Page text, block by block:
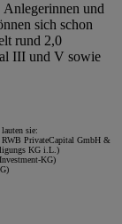
Anlegerinnen und
sich schon
rund 2,0
III und V sowie
sie:
PrivateCapital GmbH &
KG i.L.)
KG)